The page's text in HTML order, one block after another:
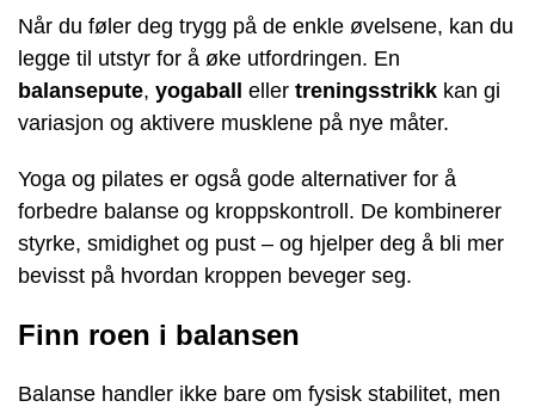
Når du føler deg trygg på de enkle øvelsene, kan du
legge til utstyr for å øke utfordringen. En
balansepute, yogaball eller treningsstrikk kan gi
variasjon og aktivere musklene på nye måter.
Yoga og pilates er også gode alternativer for å
forbedre balanse og kroppskontroll. De kombinerer
styrke, smidighet og pust – og hjelper deg å bli mer
bevisst på hvordan kroppen beveger seg.
Finn roen i balansen
Balanse handler ikke bare om fysisk stabilitet, men